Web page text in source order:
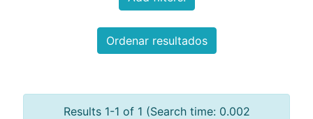
Ordenar resultados
Results 1-1 of 1 (Search time: 0.002